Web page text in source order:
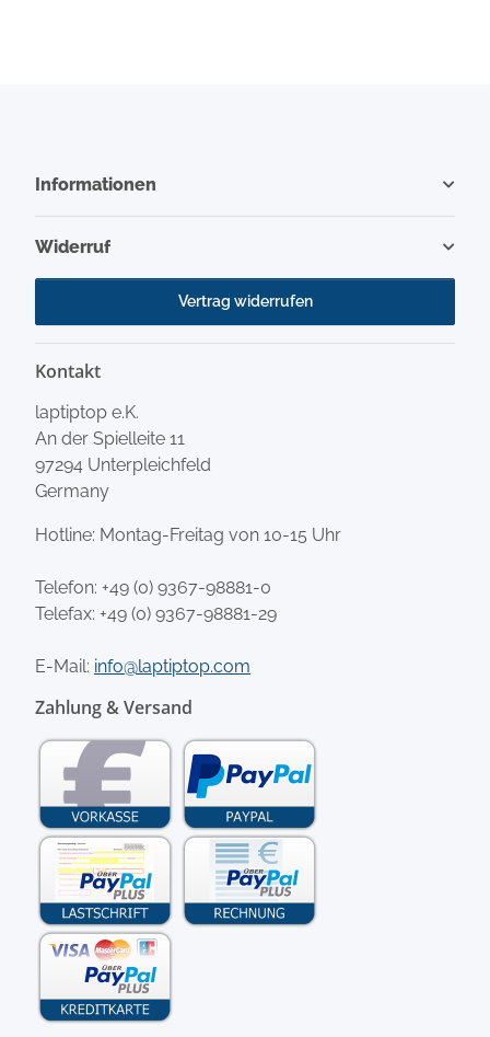
Informationen
Widerruf
Vertrag widerrufen
Kontakt
laptiptop e.K.
An der Spielleite 11
97294 Unterpleichfeld
Germany
Hotline: Montag-Freitag von 10-15 Uhr
Telefon: +49 (0) 9367-98881-0
Telefax: +49 (0) 9367-98881-29
E-Mail: info@laptiptop.com
Zahlung & Versand